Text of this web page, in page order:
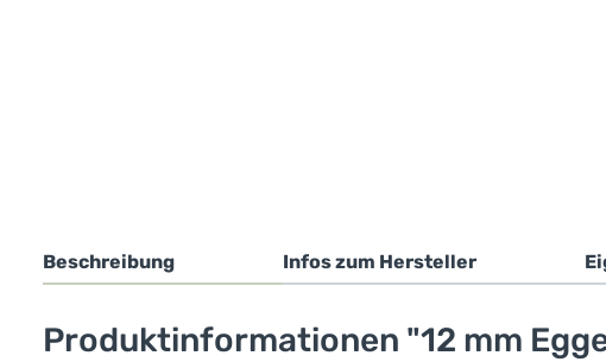
Beschreibung Infos zum Hersteller
Produktinformationen "12 mm